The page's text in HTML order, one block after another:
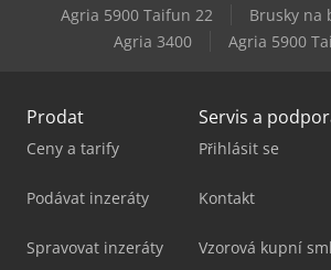
Haas Vm-6
Agria 5900 Taifun 22
Brusky na
Agria 3400
Agria 5900
Prodat
Ceny a tarify
Podávat inzeráty
Spravovat inzeráty
Servis a
Přihlásit se
Kontakt
Vzorová kupní